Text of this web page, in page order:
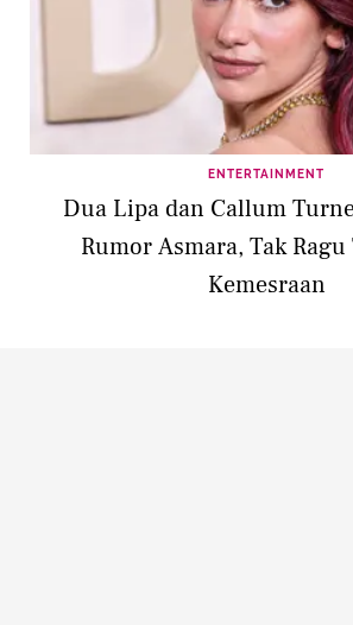
ENTERTAINMENT
Dua Lipa dan Callum
Rumor Asmara, Tak
Kemesraan